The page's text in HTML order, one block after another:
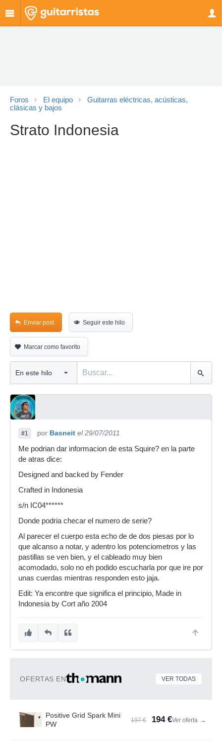
Foros El equipo
Guitarras eléctricas, acústicas,
clásicas y bajos
Strato Indonesia
Enviar post Seguir este hilo
Marcar como favorito
#1 por Basneit el 29/07/2011
Me podrian dar informacion de esta Squire? en la parte
de atras dice:
Designed and backed by Fender
Crafted in Indonesia
s/n IC04******
Donde podria checar el numero de serie?
Al parecer el cuerpo esta echo de de dos piesas por lo
que alcanso a notar, y adentro los potenciometros y las
pastillas se ven bien, y el cableado muy bien
acomodado, solo no eh podido escucharla por que ire por
unas cuerdas mientras responden esto jaja.
Edit: Ya encontre que significa el principio, Made in
Indonesia by Cort año 2004
OFERTAS EN VER TODAS
Positive Grid Spark Mini
PW
197 € 194 €Ver oferta →